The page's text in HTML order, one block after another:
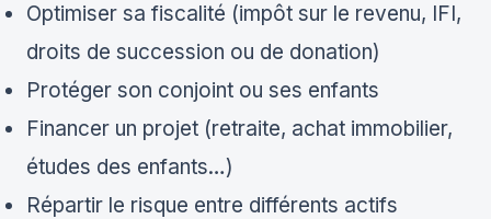
Optimiser sa fiscalité (impôt sur le revenu, IFI,
droits de succession ou de donation)
Protéger son conjoint ou ses enfants
Financer un projet (retraite, achat immobilier,
études des enfants…)
Répartir le risque entre différents actifs